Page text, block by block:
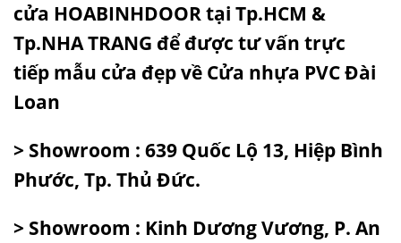
cửa HOABINHDOORtại Tp.HCM &
Tp.NHA TRANG để được tư vấn trực
tiếp mẫu cửa đẹpvề Cửa nhựa PVC Đài
Loan
> Showroom : 639 Quốc Lộ 13, Hiệp Bình
Phước, Tp. Thủ Đức.
> Showroom : Kinh Dương Vương, P. An